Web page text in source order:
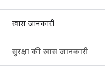
खास जानकारी
सुरक्षा की खास जानकारी